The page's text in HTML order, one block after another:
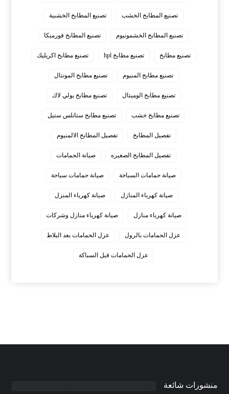
تصنيع المطابخ الخشب تصنيع المطابخ الخشبية
تصنيع المطابخ الخشمونيوم تصنيع المطابخ فورميكا
تصنيع مطابخ تصنيع مطابخ hpl تصنيع مطابخ اكريليك
تصنيع مطابخ المنيوم تصنيع مطابخ المونتال
تصنيع مطابخ الوميتال تصنيع مطابخ بولي لاك
تصنيع مطابخ خشب تصنيع مطابخ ستانلس ستيل
تفصيل المطابخ تفصيل المطابخ الالمنيوم
تفصيل المطابخ الصغيره صيانة الحمامات
صيانة حمامات السباحة صيانة حمامات سباحة
صيانة كهرباء المنازل صيانة كهرباء المنزل
صيانة كهرباء منازل صيانة كهرباء منازل وشركات
عزل الحمامات بالرول عزل الحمامات بعد البلاط
عزل الحمامات قبل السباكة
منشورات شائعة